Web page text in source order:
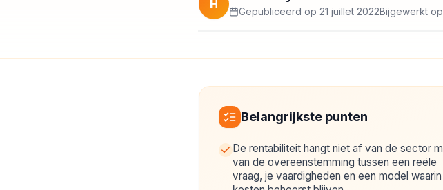
H
Gepubliceerd op 21 juillet 2022Bijgewerkt
Belangrijkste punten
De rentabiliteit hangt niet af van de sector
van de overeenstemming tussen een reële
vraag, je vaardigheden en een model